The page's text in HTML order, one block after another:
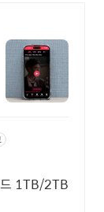
드 1TB/2TB